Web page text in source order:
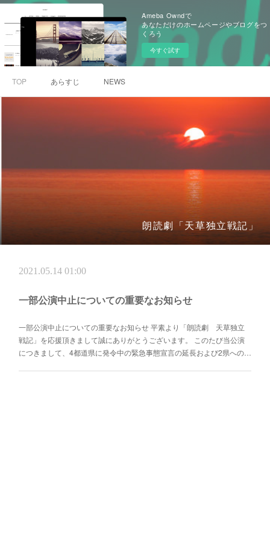
Ameba Owndで
あなただけのホームページやブログをつ
くろう
今すぐ試す
TOP あらすじ NEWS
朗読劇「天草独立戦記」
2021.05.14 01:00
一部公演中止についての重要なお知らせ
一部公演中止についての重要なお知らせ 平素より「朗読劇 天草独立
戦記」を応援頂きまして誠にありがとうございます。 このたび当公演
につきまして、4都道県に発令中の緊急事態宣言の延長および2県への…